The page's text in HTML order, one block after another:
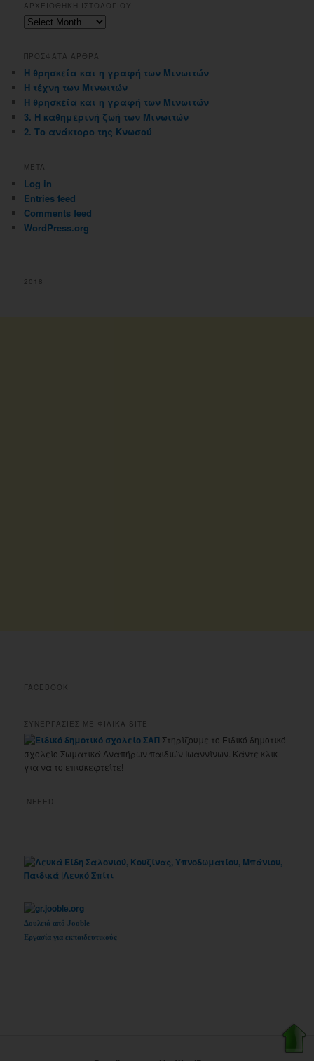
ΑΡΧΕΙΟΘΗΚΗ ΙΣΤΟΛΟΓΙΟΥ
Αρχειοθηκη
ΠΡΟΣΦΑΤΑ ΑΡΘΡΑ
Η θρησκεία και η γραφή των Μινωιτών
Η τέχνη των Μινωιτών
Η θρησκεία και η γραφή των Μινωιτών
3. Η καθημερινή ζωή των Μινωιτών
2. Το ανάκτορο της Κνωσού
META
Log in
Entries feed
Comments feed
WordPress.org
2018
FACEBOOK
ΣΥΝΕΡΓΑΣΙΕΣ ΜΕ ΦΙΛΙΚΑ SITE
Στηρίζουμε το Ειδικό δημοτικό
σχολείο Σωματικά Αναπήρων παιδιών Ιωαννίνων. Κάντε κλικ
για να το επισκεφτείτε!
INFEED
Δουλειά από Jooble
Εργασία για εκπαιδευτικούς